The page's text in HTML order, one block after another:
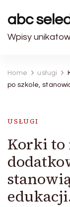
abc
Wpisy
Home usługi
po szkole,
USŁUGI
Korki to